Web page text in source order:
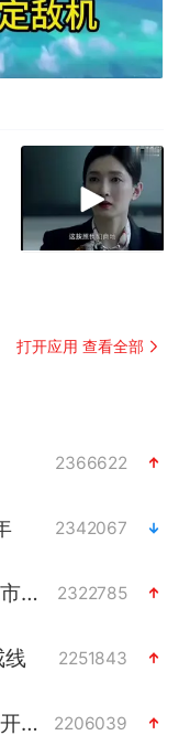
打开应用 查看全部
2366622
2342067
以“新”破局 首发经济点亮城市消费活力 2322785
线 2251843
中方回应是否在太平洋海底开采稀土 2206039